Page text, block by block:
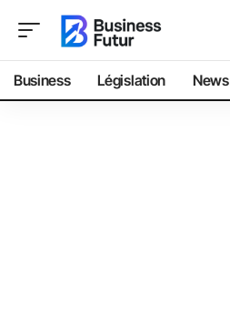
Business Législation News